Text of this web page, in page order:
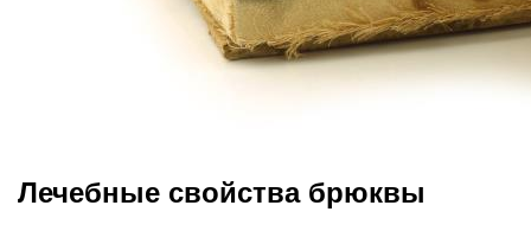
Лечебные свойства брюквы